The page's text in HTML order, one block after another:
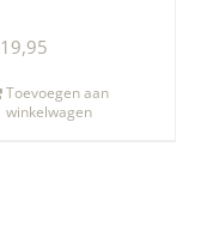
19,95
Toevoegen aan
winkelwagen